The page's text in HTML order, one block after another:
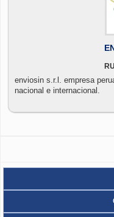
enviosin s.r.l. empresa
nacional e internacional.